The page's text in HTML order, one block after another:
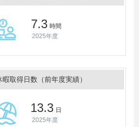
7.3 時間
2025年度
取得日数（前年度実績）
13.3 日
2025年度